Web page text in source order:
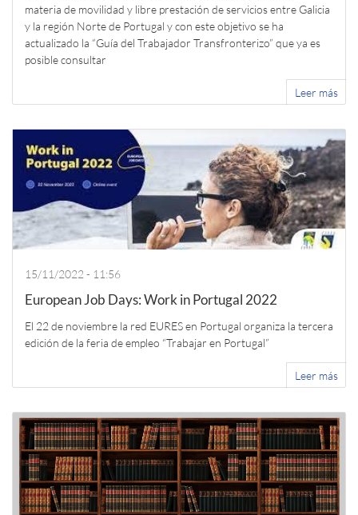
materia de movilidad y libre prestación de servicios entre Galicia
y la región Norte de Portugal y con este objetivo se ha
actualizado la “Guía del Trabajador Transfronterizo” que ya es
posible consultar
Leer más
15/11/2022 - 11:56
European Job Days: Work in Portugal 2022
El 22 de noviembre la red EURES en Portugal organiza la tercera
edición de la feria de empleo “Trabajar en Portugal”
Leer más